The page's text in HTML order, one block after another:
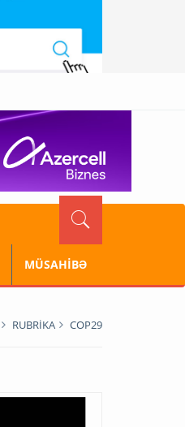
MÜSAHİBƏ
RUBRİKA COP29